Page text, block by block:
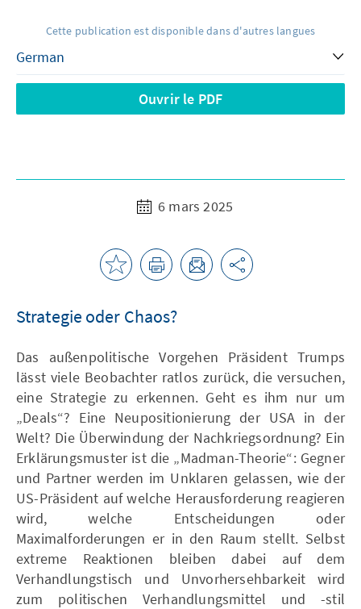
Cette publication est disponible dans d'autres langues
Ouvrir le PDF
6 mars 2025
Strategie oder Chaos?
Das außenpolitische Vorgehen Präsident Trumps
lässt viele Beobachter ratlos zurück, die versuchen,
eine Strategie zu erkennen. Geht es ihm nur um
„Deals“? Eine Neupositionierung der USA in der
Welt? Die Überwindung der Nachkriegsordnung? Ein
Erklärungsmuster ist die „Madman-Theorie“: Gegner
und Partner werden im Unklaren gelassen, wie der
US-Präsident auf welche Herausforderung reagieren
wird, welche Entscheidungen oder
Maximalforderungen er in den Raum stellt. Selbst
extreme Reaktionen bleiben dabei auf dem
Verhandlungstisch und Unvorhersehbarkeit wird
zum politischen Verhandlungsmittel und -stil